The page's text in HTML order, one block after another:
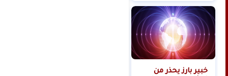
خبير بارز يحذر من